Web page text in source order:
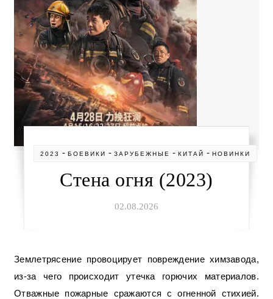
2023 -БОЕВИКИ -ЗАРУБЕЖНЫЕ -КИТАЙ -НОВИНКИ
Стена огня (2023)
02.08.2026
Землетрясение провоцирует повреждение химзавода,
из-за чего происходит утечка горючих материалов.
Отважные пожарные сражаются с огненной стихией.